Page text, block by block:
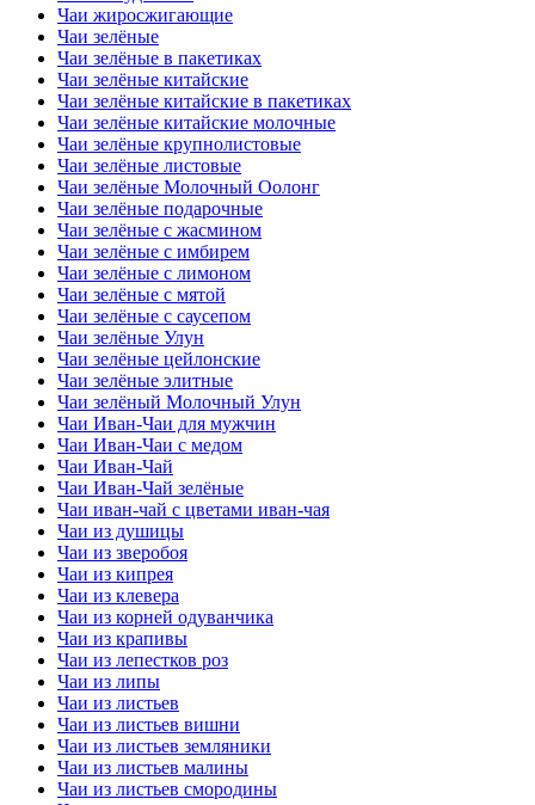
Чаи жиросжигающие
Чаи зелёные
Чаи зелёные в пакетиках
Чаи зелёные китайские
Чаи зелёные китайские в пакетиках
Чаи зелёные китайские молочные
Чаи зелёные крупнолистовые
Чаи зелёные листовые
Чаи зелёные Молочный Оолонг
Чаи зелёные подарочные
Чаи зелёные с жасмином
Чаи зелёные с имбирем
Чаи зелёные с лимоном
Чаи зелёные с мятой
Чаи зелёные с саусепом
Чаи зелёные Улун
Чаи зелёные цейлонские
Чаи зелёные элитные
Чаи зелёный Молочный Улун
Чаи Иван-Чаи для мужчин
Чаи Иван-Чаи с медом
Чаи Иван-Чай
Чаи Иван-Чай зелёные
Чаи иван-чай с цветами иван-чая
Чаи из душицы
Чаи из зверобоя
Чаи из кипрея
Чаи из клевера
Чаи из корней одуванчика
Чаи из крапивы
Чаи из лепестков роз
Чаи из липы
Чаи из листьев
Чаи из листьев вишни
Чаи из листьев земляники
Чаи из листьев малины
Чаи из листьев смородины